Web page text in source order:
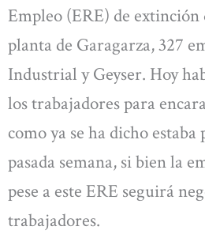
Empleo (ERE) de extinción
planta de Garagarza, 327
Industrial y Geyser. Hoy
los trabajadores para
como ya se ha dicho estaba
pasada semana, si bien la
pese a este ERE seguirá
trabajadores.